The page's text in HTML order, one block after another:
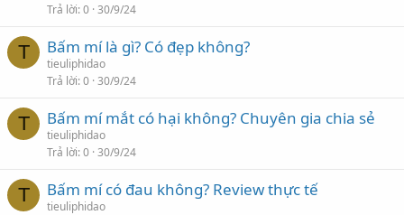
Trả lời 0 30/9/24
T Bấm mí là gì? Có đẹp không?
tieuliphidao
Trả lời 0 30/9/24
T Bấm mí mắt có hại không? Chuyên gia chia sẻ
tieuliphidao
Trả lời 0 30/9/24
T Bấm mí có đau không? Review thực tế
tieuliphidao